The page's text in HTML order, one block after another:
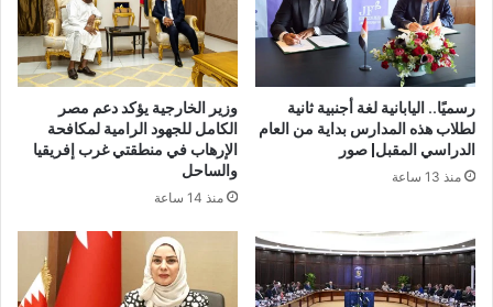
رسميًا.. اليابانية لغة أجنبية ثانية
لطلاب هذه المدارس بداية من العام
الدراسي المقبل| صور
منذ 13 ساعة
وزير الخارجية يؤكد دعم مصر
الكامل للجهود الرامية لمكافحة
الإرهاب في منطقتي غرب إفريقيا
والساحل
منذ 14 ساعة